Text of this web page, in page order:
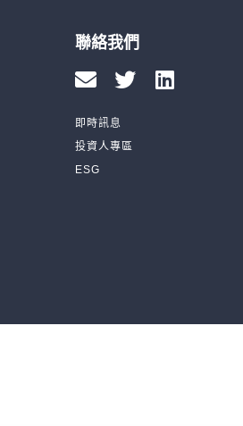
聯絡我們
即時訊息
投資人專區
ESG